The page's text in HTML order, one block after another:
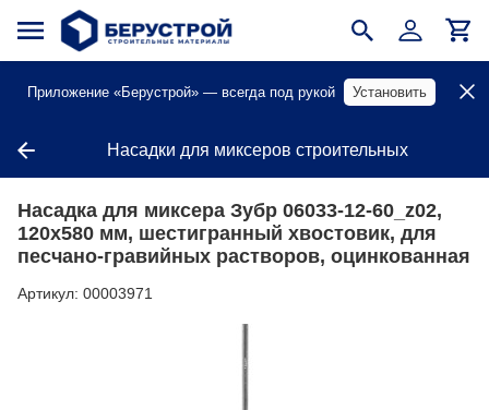
Приложение «Берустрой» — всегда под рукой Установить
Насадки для миксеров строительных
Насадка для миксера Зубр 06033-12-60_z02,
120х580 мм, шестигранный хвостовик, для
песчано-гравийных растворов, оцинкованная
Артикул: 00003971